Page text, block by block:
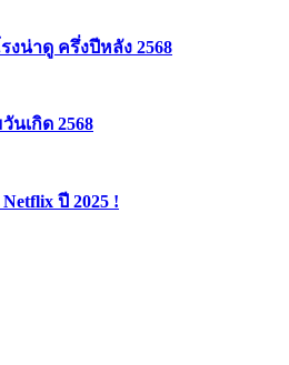
งน่าดู ครึ่งปีหลัง 2568
นเกิด 2568
ปี 2025 !